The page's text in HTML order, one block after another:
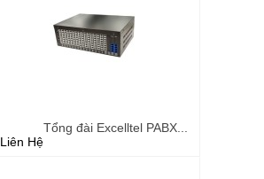
Liên Hệ
Tổng đài Excelltel PABX...